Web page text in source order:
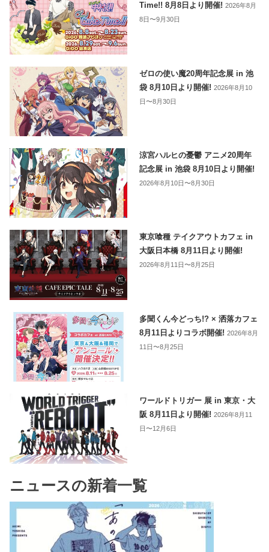
Time!! 8月8日より開催!2026年8月
8日〜9月30日
ゼロの使い魔20周年記念展 in 池
袋 8月10日より開催!2026年8月10
日〜8月30日
涼宮ハルヒの憂鬱 アニメ20周年
記念展 in 池袋 8月10日より開催!
2026年8月10日〜8月30日
東京喰種 テイクアウトカフェ in
大阪日本橋 8月11日より開催!
2026年8月11日〜8月25日
多聞くん今どっち!? × 洒落カフェ
8月11日よりコラボ開催!2026年8月
11日〜8月25日
ワールドトリガー 展 in 東京・大
阪 8月11日より開催!2026年8月11
日〜12月6日
ニュースの新着一覧